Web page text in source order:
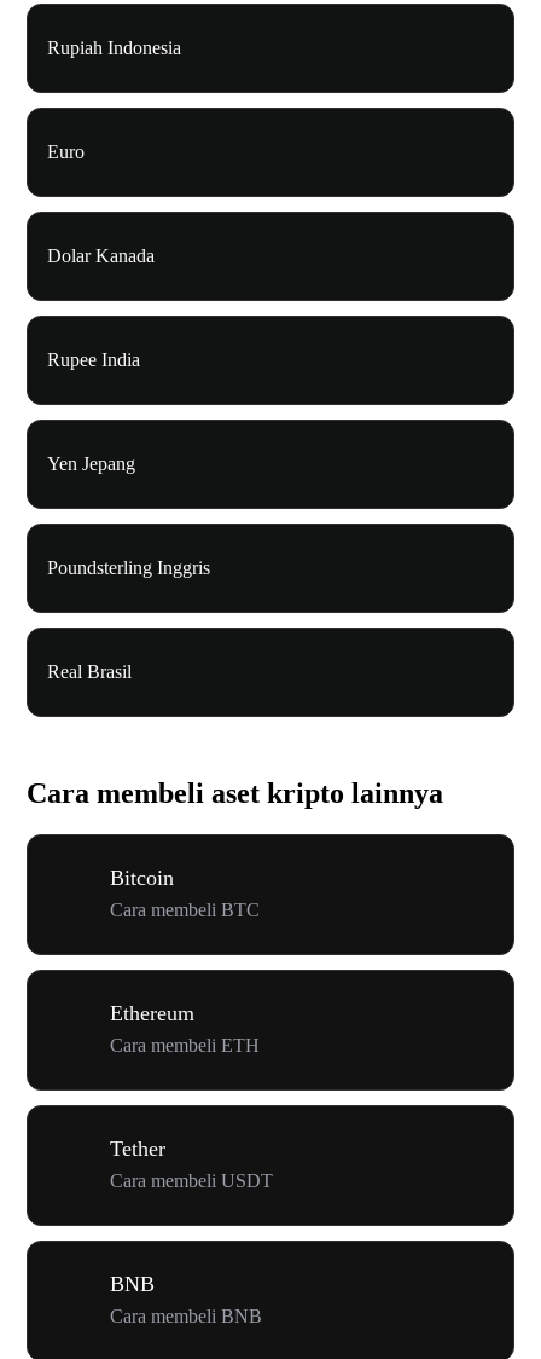
Rupiah Indonesia
Euro
Dolar Kanada
Rupee India
Yen Jepang
Poundsterling Inggris
Real Brasil
Cara membeli aset kripto lainnya
Bitcoin
Cara membeli BTC
Ethereum
Cara membeli ETH
Tether
Cara membeli USDT
BNB
Cara membeli BNB